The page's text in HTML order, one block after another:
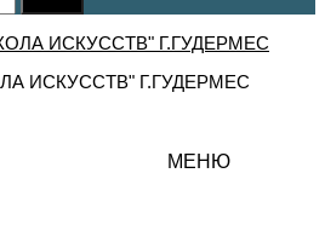
ИСКУССТВ" Г.ГУДЕРМЕС
МЕНЮ